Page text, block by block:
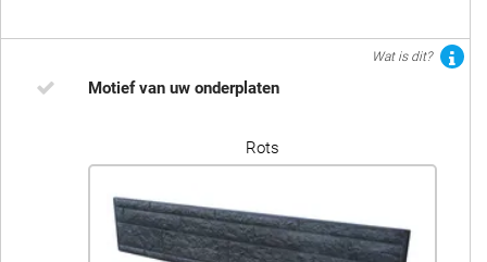
Wat is dit?
Motief van uw onderplaten
Rots